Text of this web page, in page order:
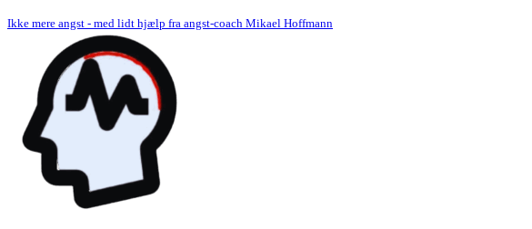
Ikke mere angst - med lidt hjælp fra angst-coach Mikael Hoffmann